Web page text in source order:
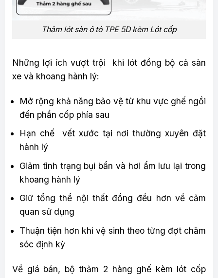
Thảm lót sàn ô tô TPE 5D kèm Lót cốp
Những lợi ích vượt trội khi lót đồng bộ cả sàn
xe và khoang hành lý:
Mở rộng khả năng bảo vệ từ khu vực ghế ngồi
đến phần cốp phía sau
Hạn chế vết xước tại nơi thường xuyên đặt
hành lý
Giảm tình trạng bụi bẩn và hơi ẩm lưu lại trong
khoang hành lý
Giữ tổng thể nội thất đồng đều hơn về cảm
quan sử dụng
Thuận tiện hơn khi vệ sinh theo từng đợt chăm
sóc định kỳ
Về giá bán, bộ thảm 2 hàng ghế kèm lót cốp